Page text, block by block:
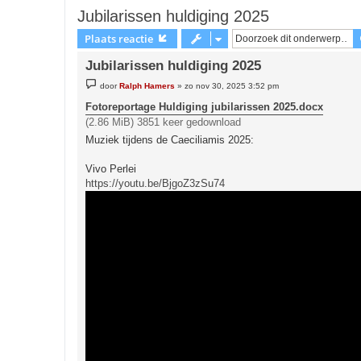
Jubilarissen huldiging 2025
Plaats reactie
Jubilarissen huldiging 2025
e
i
c
t
doorRalph Hamers »zo nov 30, 2025 3:52 pm
Fotoreportage Huldiging jubilarissen 2025.docx
(2.86 MiB) 3851 keer gedownload
Muziek tijdens de Caeciliamis 2025:
Vivo Perlei
https://youtu.be/BjgoZ3zSu74